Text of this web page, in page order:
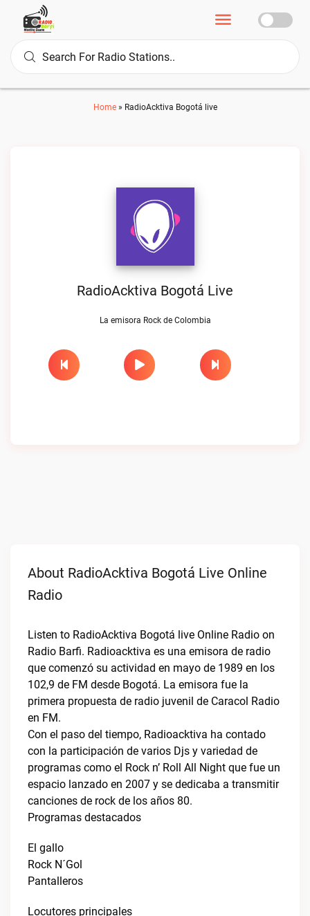
Home» RadioAcktiva Bogotá live
RadioAcktiva Bogotá Live
La emisora Rock de Colombia
About RadioAcktiva Bogotá Live Online
Radio
Listen to RadioAcktiva Bogotá live Online Radio on
Radio Barfi. Radioacktiva es una emisora de radio
que comenzó su actividad en mayo de 1989 en los
102,9 de FM desde Bogotá. La emisora fue la
primera propuesta de radio juvenil de Caracol Radio
en FM.
Con el paso del tiempo, Radioacktiva ha contado
con la participación de varios Djs y variedad de
programas como el Rock n’ Roll All Night que fue un
espacio lanzado en 2007 y se dedicaba a transmitir
canciones de rock de los años 80.
Programas destacados
El gallo
Rock N´Gol
Pantalleros
Locutores principales